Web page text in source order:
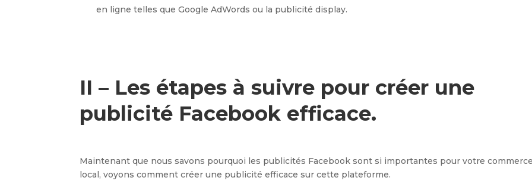
en ligne telles que Google AdWords ou la publicité display.
II – Les étapes à suivre pour créer une
publicité Facebook efficace.
Maintenant que nous savons pourquoi les publicités Facebook sont si importantes pour votre
local, voyons comment créer une publicité efficace sur cette plateforme.